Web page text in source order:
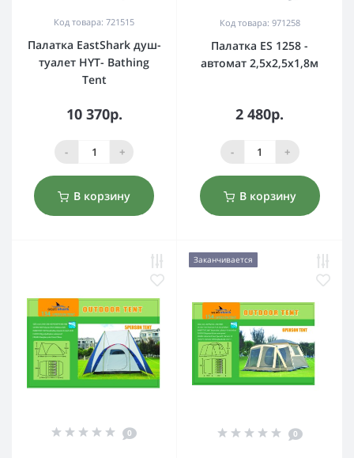
Код товара: 721515
Палатка EastShark душ-
туалет HYT- Bathing
Tent
10 370р.
- +
В корзину
Код товара: 971258
Палатка ES 1258 -
автомат 2,5х2,5х1,8м
2 480р.
- +
В корзину
0
Заканчивается
0